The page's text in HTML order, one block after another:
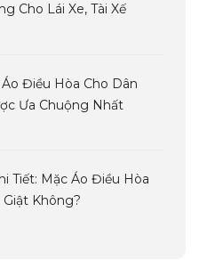
Cho Lái Xe, Tài Xế
Điều Hòa Cho Dân
Ưa Chuộng Nhất
Tiết: Mặc Áo Điều Hòa
Không?